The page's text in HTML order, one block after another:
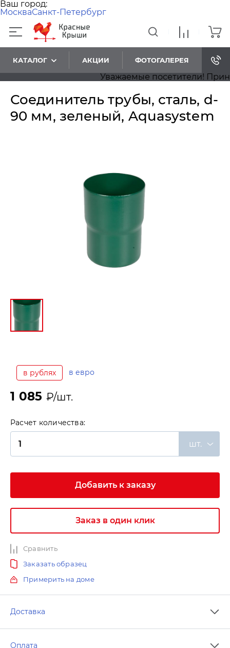
Ваш город:
МоскваСанкт-Петербург
КАТАЛОГ АКЦИИ ФОТОГАЛЕРЕЯ
Уважаемые посетители!
Соединитель трубы, сталь, d-
90 мм, зеленый, Aquasystem
в рублях в евро
1 085 ₽/шт.
Расчет количества:
шт.
Добавить к заказу
Заказ в один клик
Сравнить
Заказать образец
Примерить на доме
Доставка
Оплата